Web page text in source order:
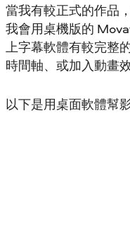
當我有較正式的作品
我會用桌機版的
上字幕軟體有較完整
時間軸、或加入動畫效
以下是用桌面軟體幫